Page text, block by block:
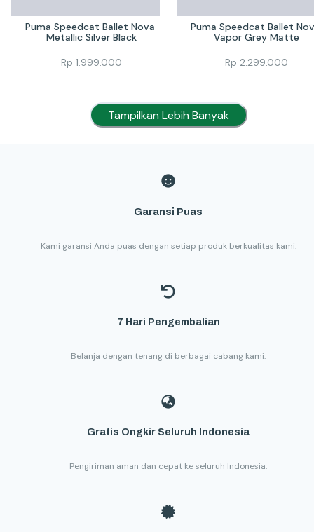
Puma Speedcat Ballet Nova
Metallic Silver Black
Rp 1.999.000
Puma Speedcat Ballet
Vapor Grey Matte
Rp 2.299.000
Tampilkan Lebih Banyak
Garansi Puas
Kami garansi Anda puas dengan setiap produk berkualitas kami.
7 Hari Pengembalian
Belanja dengan tenang di berbagai cabang kami.
Gratis Ongkir Seluruh Indonesia
Pengiriman aman dan cepat ke seluruh Indonesia.